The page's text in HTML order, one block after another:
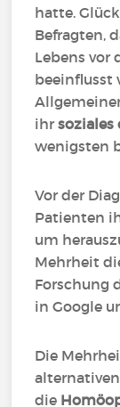
hatte.
Befragten,
Lebens vor
beeinflusst
ihrsoziales
wenigsten
Vor der
Patienten
um
Mehrheit
Forschung
in Google
Die
die